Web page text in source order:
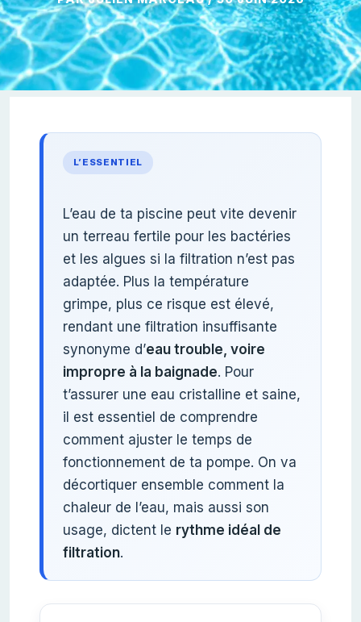
L’ESSENTIEL
L’eau de ta piscine peut vite devenir
un terreau fertile pour les bactéries
et les algues si la filtration n’est pas
adaptée. Plus la température
grimpe, plus ce risque est élevé,
rendant une filtration insuffisante
synonyme d’eau trouble, voire
impropre à la baignade. Pour
t’assurer une eau cristalline et saine,
il est essentiel de comprendre
comment ajuster le temps de
fonctionnement de ta pompe. On va
décortiquer ensemble comment la
chaleur de l’eau, mais aussi son
usage, dictent le rythme idéal de
filtration.